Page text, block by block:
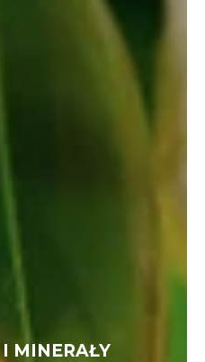
MINERAŁY
MINERAŁY